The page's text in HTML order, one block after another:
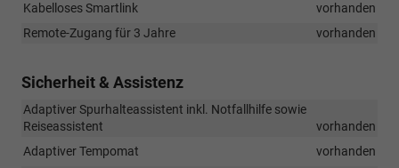
Kabelloses Smartlink
vorhanden
Remote-Zugang für 3 Jahre
vorhanden
Sicherheit & Assistenz
Adaptiver Spurhalteassistent inkl. Notfallhilfe sowie
Reiseassistent
vorhanden
Adaptiver Tempomat
vorhanden